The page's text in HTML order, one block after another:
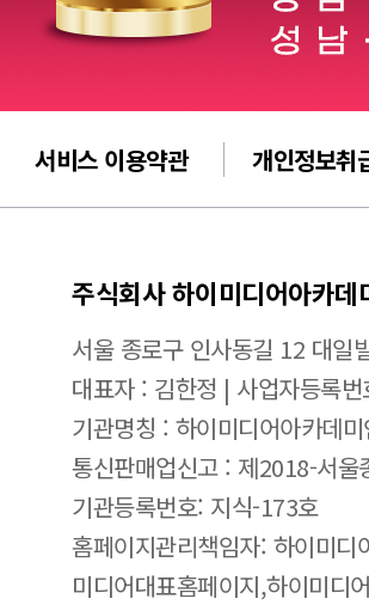
서비스 이용약관 개인정보취
주식회사 하이미디어아카데
서울 종로구 인사동길 12 대일
대표자 : 김한정 | 사업자등록
기관명칭 : 하이미디어아카데
통신판매업신고 : 제2018-서울
기관등록번호: 지식-173호
홈페이지관리책임자: 하이미
미디어대표홈페이지,하이미디